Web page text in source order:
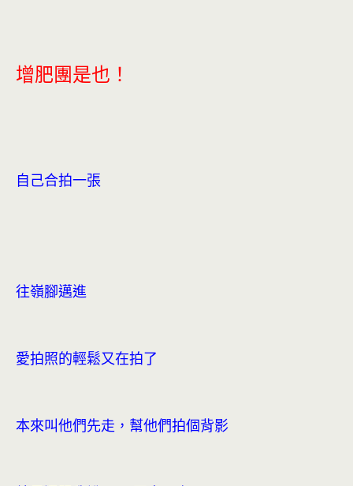
增肥團是也！
自己合拍一張
往嶺腳邁進
愛拍照的輕鬆又在拍了
本來叫他們先走，幫他們拍個背影